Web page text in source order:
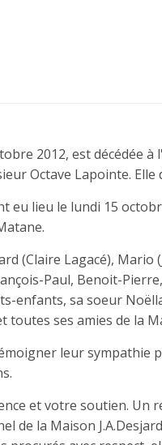
2012, est décédée à
Octave Lapointe.
eu lieu le lundi 15
(Claire Lagacé), Mario
Paul, Benoit-
enfants, sa soeur
ses amies de la
leur sympathie
et votre soutien. Un
de la Maison